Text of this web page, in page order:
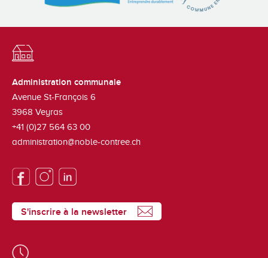
Administration communale
Avenue St-François 6
3968 Veyras
+41 (0)27 564 63 00
administration@noble-contree.ch
S'inscrire à la newsletter